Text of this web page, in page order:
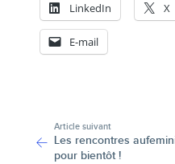
LinkedIn X
E-mail
Article suivant
Les rencontres
pour bientôt !